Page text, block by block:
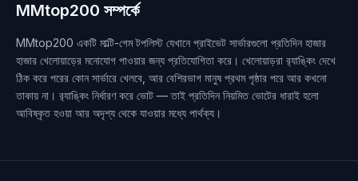
MMtop200 সম্পর্কে
MMtop200 একটি মাল্টি-গেম টপলিস্ট যেখানে প্রাইভেট সার্ভারগুলো প্রতিদিন হাজার
হাজার খেলোয়াড়ের মনোযোগ পাওয়ার জন্য প্রতিযোগিতা করে। খেলোয়াড়রা র‍্যাঙ্কিং দেখে
ঠিক করে পরের কোন সার্ভারে খেলবে, আর বেশিরভাগ মানুষ প্রথম পৃষ্ঠার পরে আর কখনো
তাকায় না। র‍্যাঙ্কিং নির্ধারণ করে ভোট — তাই প্রতিদিন নিয়মিত ভোটের ধারাই হলো
আবিষ্কৃত হওয়া আর অদৃশ্য থেকে যাওয়ার মধ্যে পার্থক্য।